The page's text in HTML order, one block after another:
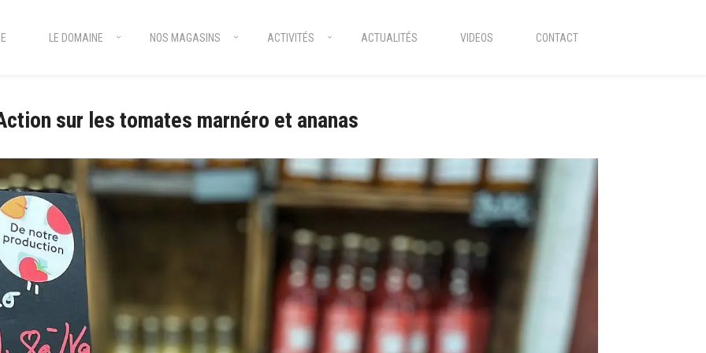
LE DOMAINE NOS MAGASINS ACTIVITÉS ACTUALITÉS VIDEOS CONTACT
sur les tomates marnéro et ananas